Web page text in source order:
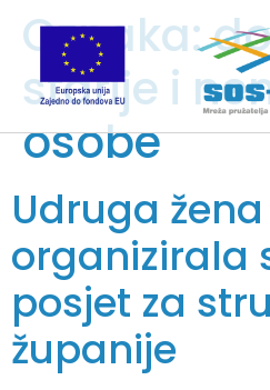
Oznaka:
starije i
osobe
Udruga
organizirala
posjet za
županije